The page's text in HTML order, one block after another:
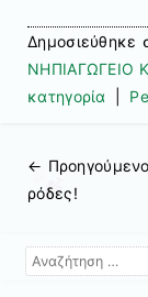
Δημοσιεύθηκε
ΝΗΠΙΑΓΩΓΕΙΟ
κατηγορία
← Προηγούμενo
ρόδες!
Αναζήτηση